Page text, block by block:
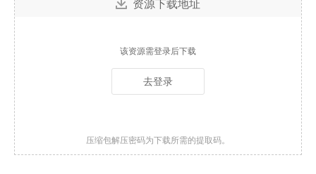
资源下载地址
该资源需登录后下载
去登录
压缩包解压密码为下载所需的提取码。